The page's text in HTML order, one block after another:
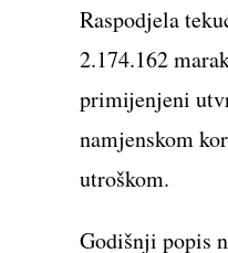
Raspodjela
2.174.162
primijenjeni
namjenskom
utroškom.
Godišnji popis